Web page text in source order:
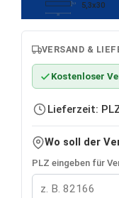
30
5,3 5,3x30
VERSAND &
Kostenloser
Lieferzeit:
Wo soll der
PLZ eingeben für